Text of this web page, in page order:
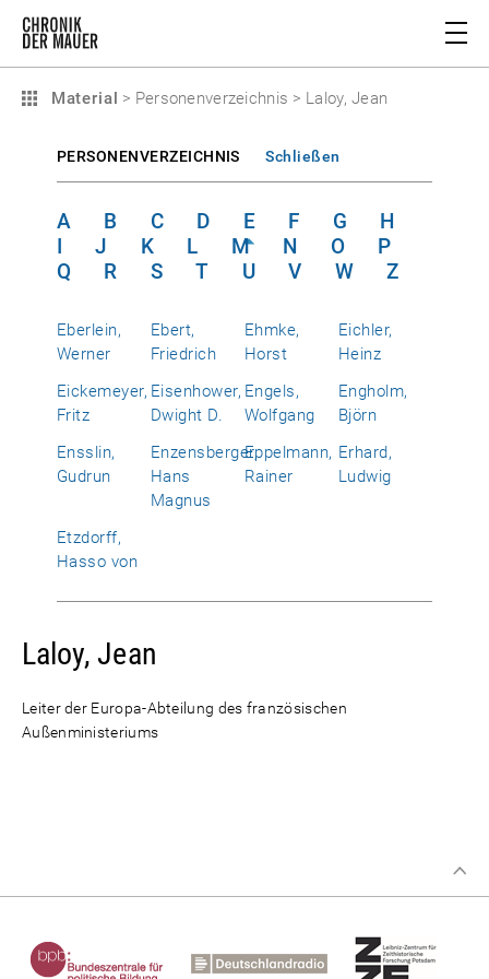
Material > Personenverzeichnis > Laloy, Jean
PERSONENVERZEICHNIS Schließen
A B C D E F G
H
I
J K L M N O
P
Q
R S T U V W Z
Eberlein,
Werner
Ebert,
Friedrich
Ehmke,
Horst
Eichler,
Heinz
Eickemeyer,
Fritz
Eisenhower,
Dwight D.
Engels,
Wolfgang
Engholm,
Björn
Ensslin,
Gudrun
Enzensberger,
Hans
Magnus
Eppelmann,
Rainer
Erhard,
Ludwig
Etzdorff,
Hasso von
Laloy, Jean
Leiter der Europa-Abteilung des französischen
Außenministeriums